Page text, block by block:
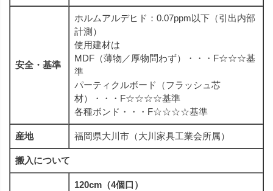
安全・基準
ホルムアルデヒド：0.07ppm以下（引出内部
計測）
使用建材は
MDF（薄物／厚物問わず）・・・F☆☆☆基
準
パーティクルボード（フラッシュ芯
材）・・・F☆☆☆☆基準
各種ボンド・・・F☆☆☆☆基準
産地 福岡県大川市（大川家具工業会所属）
搬入について
120cm（4個口）